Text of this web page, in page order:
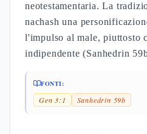
neotestamentaria. La
nachash una
l'impulso al male, piuttosto
indipendente (Sanhedrin
FONTI:
Gen 3:1 Sanhedrin 59b